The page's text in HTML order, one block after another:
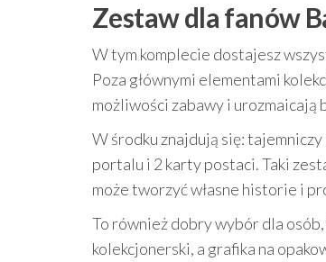
Zestaw dla fanów
W tym komplecie dostajesz
Poza głównymi elementami
możliwości zabawy i urozmaicają
W środku znajdują się:
portalu i 2 karty postaci. Taki
może tworzyć własne historie i
To również dobry wybór dla
kolekcjonerski, a grafika na